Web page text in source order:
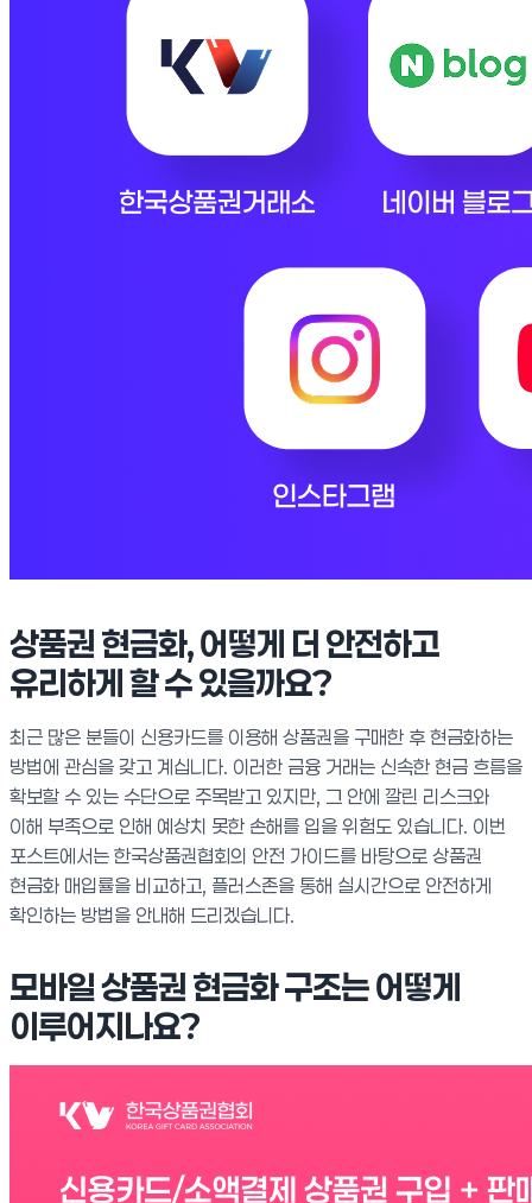
상품권 현금화, 어떻게 더 안전하고
유리하게 할 수 있을까요?
최근 많은 분들이 신용카드를 이용해 상품권을 구매한 후 현금화하는
방법에 관심을 갖고 계십니다. 이러한 금융 거래는 신속한 현금 흐름을
확보할 수 있는 수단으로 주목받고 있지만, 그 안에 깔린 리스크와
이해 부족으로 인해 예상치 못한 손해를 입을 위험도 있습니다. 이번
포스트에서는 한국상품권협회의 안전 가이드를 바탕으로 상품권
현금화 매입률을 비교하고, 플러스존을 통해 실시간으로 안전하게
확인하는 방법을 안내해 드리겠습니다.
모바일 상품권 현금화 구조는 어떻게
이루어지나요?